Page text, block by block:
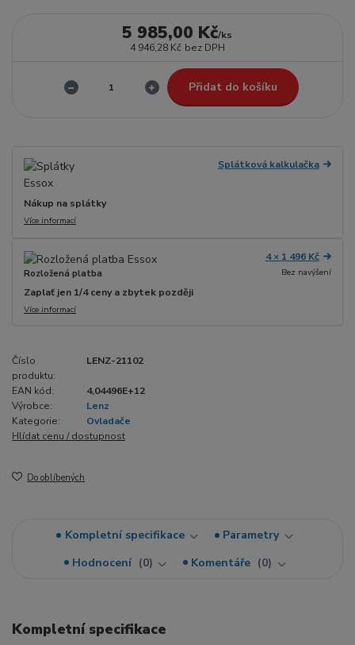
5 985,00 Kč/ks
4 946,28 Kč bez DPH
Přidat do košíku
Splátková kalkulačka
Nákup na splátky
Více informací
Rozložená platba
4 × 1 496 Kč
Bez navýšení
Zaplať jen 1/4 ceny a zbytek později
Více informací
Číslo
produktu:
LENZ-21102
EAN kód:
4,04496E+12
Výrobce:
Lenz
Kategorie:
Ovladače
Hlídat cenu / dostupnost
Do oblíbených
Kompletní specifikace
Parametry
Hodnocení
0 Komentáře 0
Kompletní specifikace